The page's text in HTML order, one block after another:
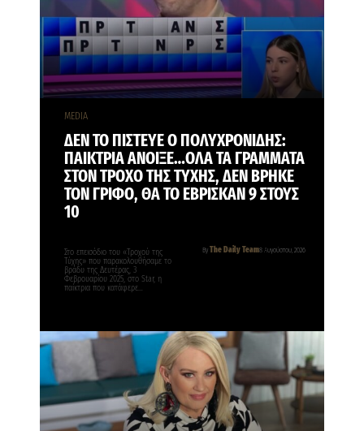
MEDIA
ΔΕΝ ΤΟ ΠΙΣΤΕΥΕ Ο ΠΟΛΥΧΡΟΝΙΔΗΣ:
ΠΑΙΚΤΡΙΑ ΑΝΟΙΞΕ…ΟΛΑ ΤΑ ΓΡΑΜΜΑΤΑ
ΣΤΟΝ ΤΡΟΧΟ ΤΗΣ ΤΥΧΗΣ, ΔΕΝ ΒΡΗΚΕ
ΤΟΝ ΓΡΙΦΟ, ΘΑ ΤΟ ΕΒΡΙΣΚΑΝ 9 ΣΤΟΥΣ
10
By The Daily Team8 Αυγούστου, 2026
Στο επεισόδιο του «Τροχού της
Τύχης» που παρακολουθήσαμε το
βράδυ της Δευτέρας, 3
Φεβρουαρίου 2025, στο Star, η
παίκτρια που κατάφερε…